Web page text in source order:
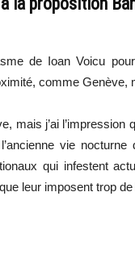
de Ioan Voicu
comme
mais j’ai
vie
qui infestent
leur imposent trop